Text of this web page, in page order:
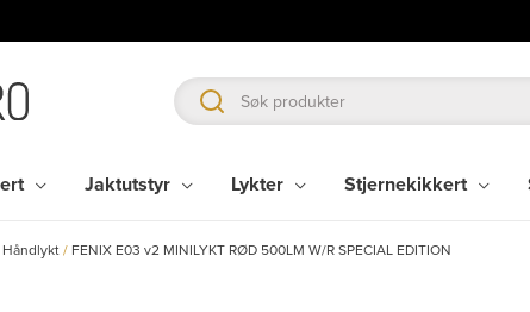
Jaktutstyr Lykter Stjernekikkert
Håndlykt / FENIX E03 v2 MINILYKT RØD 500LM W/R SPECIAL EDITION